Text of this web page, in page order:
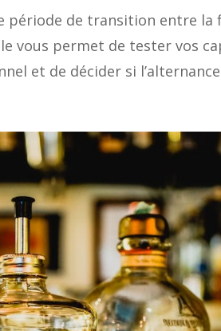
période de transition entre la
vous permet de tester vos
et de décider si